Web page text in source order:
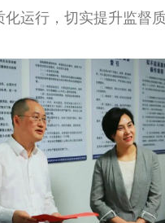
化运行，切实提升监督